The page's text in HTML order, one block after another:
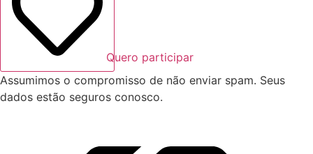
Quero participar
Assumimos o compromisso de não enviar spam. Seus
dados estão seguros conosco.